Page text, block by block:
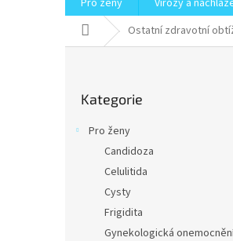
Pro ženy Virózy a
Domů Ostatní zdravotní
kategorie
Kategorie
Pro ženy
Candidoza
Celulitida
Cysty
Frigidita
Gynekologická